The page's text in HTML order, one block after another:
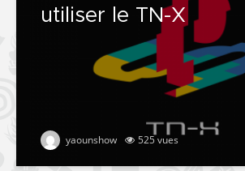
utiliser le TN-X
yaounshow 525 vues